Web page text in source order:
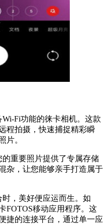
Fi功能的徕卡相机。这款
程拍摄，快速捕捉精彩瞬
片。
重要照片提供了专属存储
杂，让您能够亲手打造属于
，美好便应运而生。如
FOTOS移动应用程序。这
捷的连接平台，通过单一应